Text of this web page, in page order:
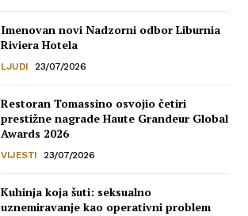
Imenovan novi Nadzorni odbor Liburnia
Riviera Hotela
LJUDI 23/07/2026
Restoran Tomassino osvojio četiri
prestižne nagrade Haute Grandeur Global
Awards 2026
VIJESTI 23/07/2026
Kuhinja koja šuti: seksualno
uznemiravanje kao operativni problem